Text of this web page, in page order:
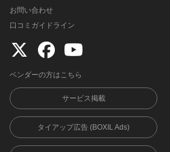
お問い合わせ
口コミガイドライン
ベンダーの方はこちら
サービス掲載
タイアップ広告 (BOXIL Ads)